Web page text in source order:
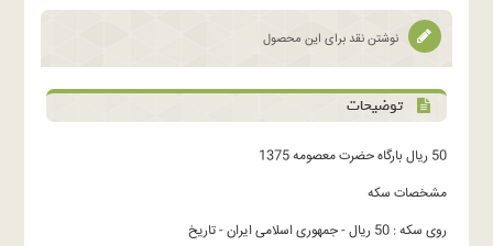
نوشتن نقد برای این محصول
توضیحات
50 ریال بارگاه حضرت معصومه 1375
مشخصات سکه
روی سکه : 50 ریال - جمهوری اسلامی ایران - تاریخ